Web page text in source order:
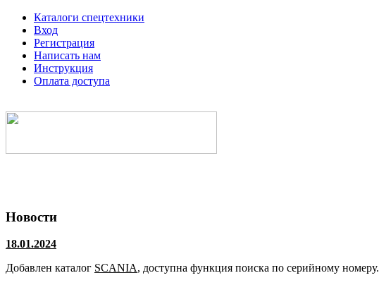
Каталоги спецтехники
Вход
Регистрация
Написать нам
Инструкция
Оплата доступа
Новости
18.01.2024
Добавлен каталог SCANIA, доступна функция поиска по серийному номеру.